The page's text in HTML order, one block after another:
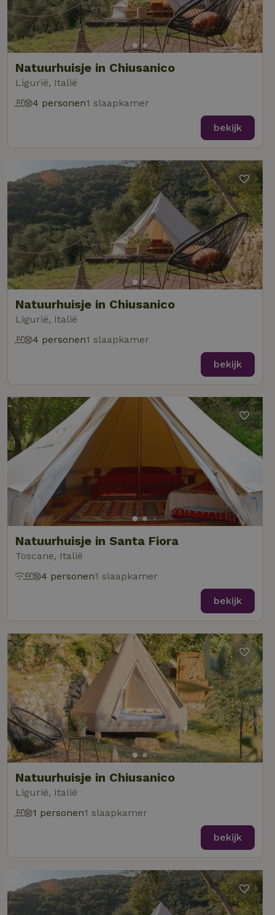
Natuurhuisje in Chiusanico
Ligurië, Italië
4 personen1 slaapkamer
bekijk
Natuurhuisje in Chiusanico
Ligurië, Italië
4 personen1 slaapkamer
bekijk
Natuurhuisje in Santa Fiora
Toscane, Italië
4 personen1 slaapkamer
bekijk
Natuurhuisje in Chiusanico
Ligurië, Italië
1 personen1 slaapkamer
bekijk